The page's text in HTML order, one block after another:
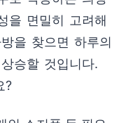
을 면밀히 고려해
을 찾으면 하루의
승할 것입니다.
?